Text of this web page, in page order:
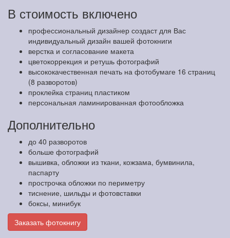
В стоимость включено
профессиональный дизайнер создаст для Вас
индивидуальный дизайн вашей фотокниги
верстка и согласование макета
цветокоррекция и ретушь фотографий
высококачественная печать на фотобумаге 16 страниц
(8 разворотов)
проклейка страниц пластиком
персональная ламинированная фотообложка
Дополнительно
до 40 разворотов
больше фотографий
вышивка, обложки из ткани, кожзама, бумвинила,
паспарту
прострочка обложки по периметру
тиснение, шильды и фотовставки
боксы, минибук
Заказать фотокнигу